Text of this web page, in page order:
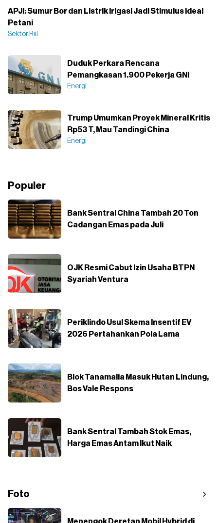
APJI: Sumur Bor dan Listrik Irigasi Jadi Stimulus Ideal
Petani
Sektor Riil
Duduk Perkara Rencana
Pemangkasan 1.900 Pekerja GNI
Energi
Trump Umumkan Proyek Mineral Kritis
Rp53 T, Mau Tandingi China
Energi
Populer
Bank Sentral China Tambah 20 Ton
Cadangan Emas pada Juli
OJK Resmi Cabut Izin Usaha BTPN
Syariah Ventura
Periklindo Usul Skema Insentif EV
2026 Pertahankan Pola Lama
Blok Tanamalia Masuk Hutan Lindung,
Bos Vale Respons
Bank Sentral Tambah Stok Emas,
Harga Emas Antam Ikut Naik
Foto